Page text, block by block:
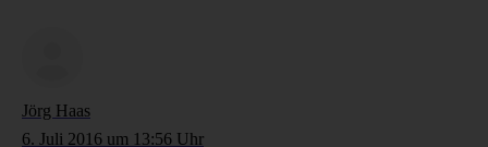
Jörg Haas
6. Juli 2016 um 13:56 Uhr